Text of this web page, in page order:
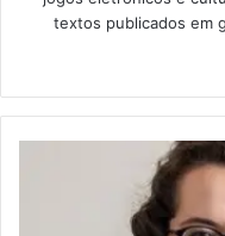
textos publicados em